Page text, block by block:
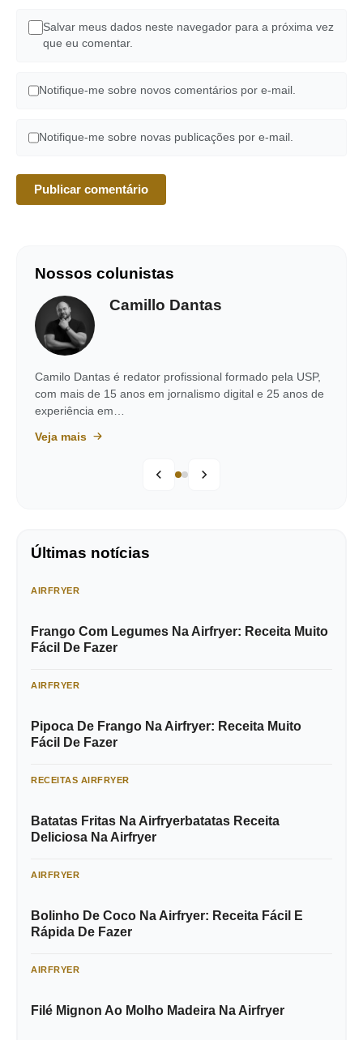
Salvar meus dados neste navegador para a próxima vez
que eu comentar.
Notifique-me sobre novos comentários por e-mail.
Notifique-me sobre novas publicações por e-mail.
Nossos colunistas
Camillo Dantas
Camilo Dantas é redator profissional formado pela USP,
com mais de 15 anos em jornalismo digital e 25 anos de
experiência em…
Veja mais
Últimas notícias
AIRFRYER
Frango Com Legumes Na Airfryer: Receita Muito
Fácil De Fazer
AIRFRYER
Pipoca De Frango Na Airfryer: Receita Muito
Fácil De Fazer
RECEITAS AIRFRYER
Batatas Fritas Na Airfryerbatatas Receita
Deliciosa Na Airfryer
AIRFRYER
Bolinho De Coco Na Airfryer: Receita Fácil E
Rápida De Fazer
AIRFRYER
Filé Mignon Ao Molho Madeira Na Airfryer